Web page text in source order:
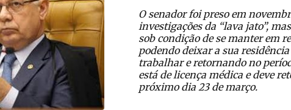
O senador foi preso em
investigações da “lava jato”,
sob condição de se manter em
podendo deixar a sua
trabalhar e retornando no
está de licença médica e deve
próximo dia 23 de março.